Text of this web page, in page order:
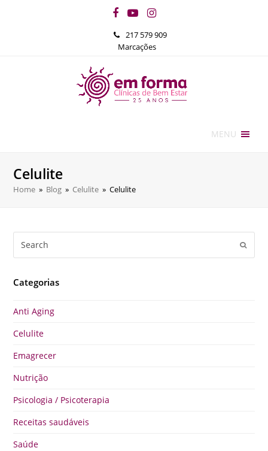
Facebook
YouTubeInstagram
217 579 909
Marcações
MENU
Celulite
Home » Blog » Celulite » Celulite
Categorias
Anti Aging
Celulite
Emagrecer
Nutrição
Psicologia / Psicoterapia
Receitas saudáveis
Saúde